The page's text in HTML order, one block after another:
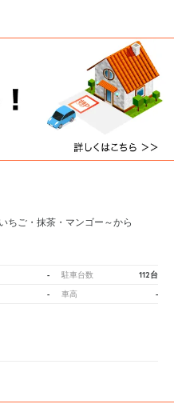
ご・抹茶・マンゴー～から
- 駐車台数 112台
- 車高 -